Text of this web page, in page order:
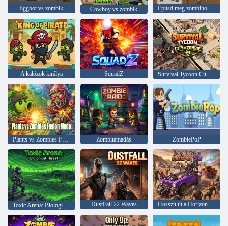
Eggbot vs zombik Cowboy vs zombik Építsd meg zombihordádat
A kalózok királya SquadZ Survival Tycoon City of Zombie
Plants vs Zombies Fusion Mode Zombitámadás ZombiePoP
DustFall 22 Waves Hosszú út a Horizons Simhez